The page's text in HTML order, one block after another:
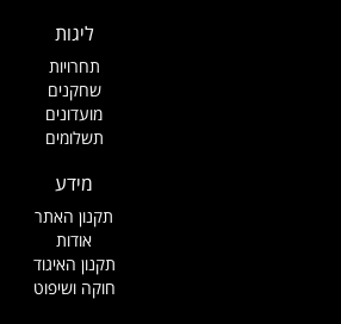
ליגות
תחרויות
שחקנים
מועדונים
תשלומים
מידע
תקנון האתר
אודות
תקנון האיגוד
חוקה ושיפוט